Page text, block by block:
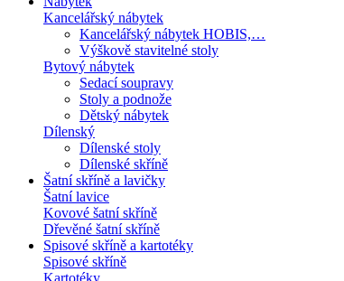
Kancelářský nábytek
Kancelářský nábytek HOBIS,…
Výškově stavitelné stoly
Bytový nábytek
Sedací soupravy
Stoly a podnože
Dětský nábytek
Dílenský
Dílenské stoly
Dílenské skříně
Šatní skříně a lavičky
Šatní lavice
Kovové šatní skříně
Dřevěné šatní skříně
Spisové skříně a kartotéky
Spisové skříně
Kartotéky